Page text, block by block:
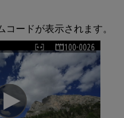
コードが表示されます。